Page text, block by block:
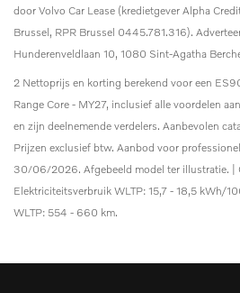
door Volvo Car Lease (kredietgever Alpha
Brussel, RPR Brussel 0445.781.316).
Hunderenveldlaan 10, 1080 Sint-Agatha
2 Nettoprijs en korting berekend voor een
Range Core - MY27, inclusief alle voordelen
en zijn deelnemende verdelers. Aanbevolen
Prijzen exclusief btw. Aanbod voor
30/06/2026. Afgebeeld model ter illustratie. |
Elektriciteitsverbruik WLTP: 15,7 - 18,5 kWh/
WLTP: 554 - 660 km.